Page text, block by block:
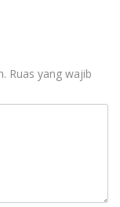
Ruas yang wajib